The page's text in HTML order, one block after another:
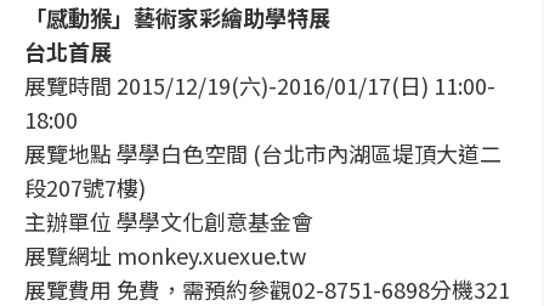
「感動猴」藝術家彩繪助學特展
台北首展
展覽時間 2015/12/19(六)-2016/01/17(日) 11:00-
18:00
展覽地點 學學白色空間 (台北市內湖區堤頂大道二
段207號7樓)
主辦單位 學學文化創意基金會
展覽網址 monkey.xuexue.tw
展覽費用 免費，需預約參觀02-8751-6898分機321